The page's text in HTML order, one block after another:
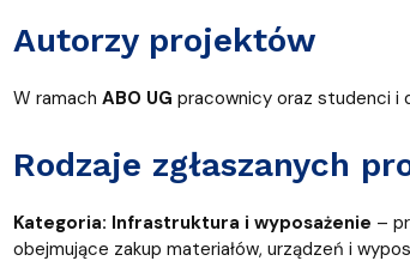
Autorzy projektów
W ramach ABO UG pracownicy oraz studenci i
Rodzaje zgłaszanych
Kategoria: Infrastruktura i wyposażenie –
obejmujące zakup materiałów, urządzeń i